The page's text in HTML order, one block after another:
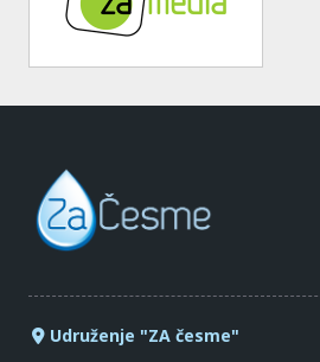
Udruženje "ZA česme"